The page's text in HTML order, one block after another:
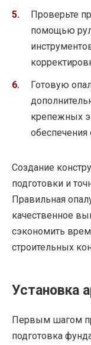
Проверьте
помощью
Готовую
крепежных
обеспечения
Создание
подготовки и
Правильная
качественное
сэкономить
строительных
Установка
Первым шагом
подготовка